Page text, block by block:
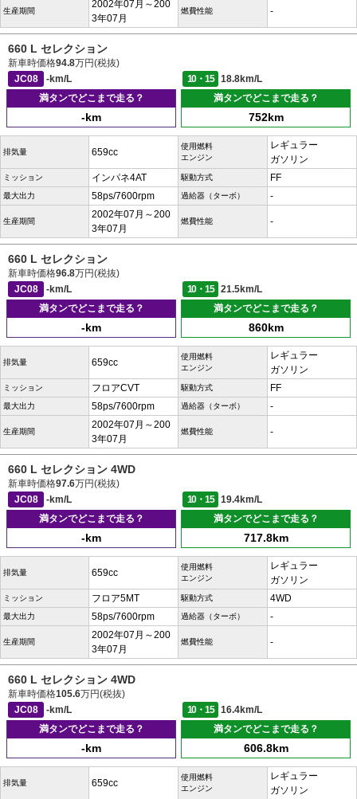
生産期間
2002年07月～200
3年07月
燃費性能 -
660 L セレクション
新車時価格94.8万円(税抜)
JC08
-km/L 10・15
18.8km/L
満タンでどこまで走る？
-km
満タンでどこまで走る？
752km
排気量 659cc
使用燃料
エンジン
レギュラー
ガソリン
ミッション インパネ4AT 駆動方式 FF
最大出力 58ps/7600rpm 過給器（ターボ） -
生産期間
2002年07月～200
3年07月
燃費性能 -
660 L セレクション
新車時価格96.8万円(税抜)
JC08
-km/L 10・15
21.5km/L
満タンでどこまで走る？
-km
満タンでどこまで走る？
860km
排気量 659cc
使用燃料
エンジン
レギュラー
ガソリン
ミッション フロアCVT 駆動方式 FF
最大出力 58ps/7600rpm 過給器（ターボ） -
生産期間
2002年07月～200
3年07月
燃費性能 -
660 L セレクション 4WD
新車時価格97.6万円(税抜)
JC08
-km/L 10・15
19.4km/L
満タンでどこまで走る？
-km
満タンでどこまで走る？
717.8km
排気量 659cc
使用燃料
エンジン
レギュラー
ガソリン
ミッション フロア5MT 駆動方式 4WD
最大出力 58ps/7600rpm 過給器（ターボ） -
生産期間
2002年07月～200
3年07月
燃費性能 -
660 L セレクション 4WD
新車時価格105.6万円(税抜)
JC08
-km/L 10・15
16.4km/L
満タンでどこまで走る？
-km
満タンでどこまで走る？
606.8km
排気量 659cc
使用燃料
エンジン
レギュラー
ガソリン